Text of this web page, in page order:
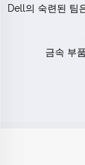
Dell의 숙련된 팀
금속 부